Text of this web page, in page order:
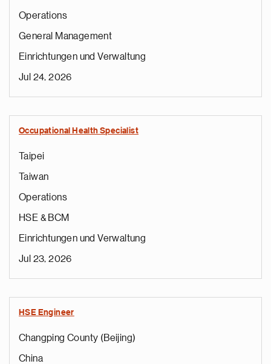
Operations
General Management
Einrichtungen und Verwaltung
Jul 24, 2026
Occupational Health Specialist
Taipei
Taiwan
Operations
HSE & BCM
Einrichtungen und Verwaltung
Jul 23, 2026
HSE Engineer
Changping County (Beijing)
China